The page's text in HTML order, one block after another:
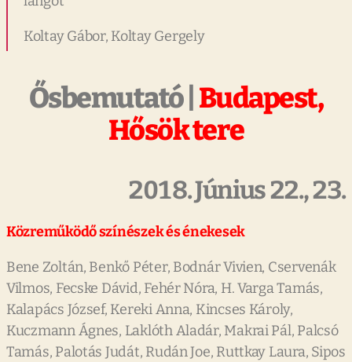
Koltay Gábor, Koltay Gergely
Ősbemutató | Budapest,
Hősök tere
2018. Június 22., 23.
Közreműködő színészek és énekesek
Bene Zoltán, Benkő Péter, Bodnár Vivien, Cservenák
Vilmos, Fecske Dávid, Fehér Nóra, H. Varga Tamás,
Kalapács József, Kereki Anna, Kincses Károly,
Kuczmann Ágnes, Laklóth Aladár, Makrai Pál, Palcsó
Tamás, Palotás Judát, Rudán Joe, Ruttkay Laura, Sipos